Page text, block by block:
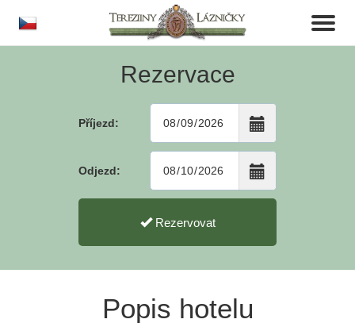
Toggle
Rezervace
Příjezd:
Odjezd:
Rezervovat
Popis hotelu